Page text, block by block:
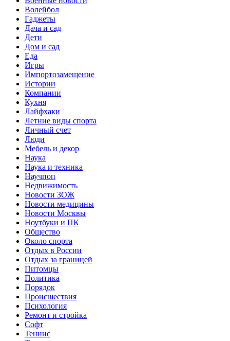
Волейбол
Гаджеты
Дача и сад
Дети
Дом и сад
Еда
Игры
Импортозамещение
Истории
Компании
Кухня
Лайфхаки
Летние виды спорта
Личный счет
Люди
Мебель и декор
Наука
Наука и техника
Научпоп
Недвижимость
Новости ЗОЖ
Новости медицины
Новости Москвы
Ноутбуки и ПК
Общество
Около спорта
Отдых в России
Отдых за границей
Питомцы
Политика
Порядок
Происшествия
Психология
Ремонт и стройка
Софт
Теннис